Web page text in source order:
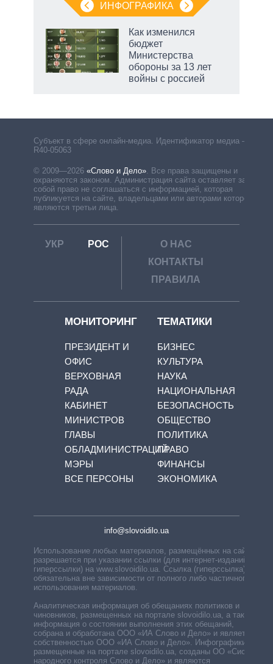
ИНФОГРАФИКА
Как изменился
бюджет
Министерства
обороны за 13 лет
войны с россией
Субъект в сфере онлайн-медиа. Идентификатор медиа –
R40-05063
© 2009—2026 «Слово и Дело». Все права защищены и
охраняются законом. Администрация сайта оставляет за
собой право не соглашаться с информацией, которая
публикуется на сайте, владельцами или авторами которой
являются третьи лица.
УКР РОС
О НАС
КОНТАКТЫ
ПРАВИЛА
МОНИТОРИНГ
ПРЕЗИДЕНТ И
ОФИС
ВЕРХОВНАЯ
РАДА
КАБИНЕТ
МИНИСТРОВ
ГЛАВЫ
ОБЛАДМИНИСТРАЦИЙ
МЭРЫ
ВСЕ ПЕРСОНЫ
ТЕМАТИКИ
БИЗНЕС
КУЛЬТУРА
НАУКА
НАЦИОНАЛЬНАЯ
БЕЗОПАСНОСТЬ
ОБЩЕСТВО
ПОЛИТИКА
ПРАВО
ФИНАНСЫ
ЭКОНОМИКА
info@slovoidilo.ua
Использование любых материалов, размещённых на сайте,
разрешается при указании ссылки (для интернет-изданий —
гиперссылки) на www.slovoidilo.ua. Ссылка (гиперссылка)
обязательна вне зависимости от полного либо частичного
использования материалов.
Аналитическая информация об обещаниях политиков и
чиновников, размещенных на портале slovoidilo.ua, а также
информация о состоянии выполнения этих обещаний,
собрана и обработана ООО «ИА Слово и Дело» и является
собственностью ООО «ИА Слово и Дело». Инфографики,
размещенные на портале slovoidilo.ua, созданы ОО «Система
народного контроля Слово и Дело» и являются